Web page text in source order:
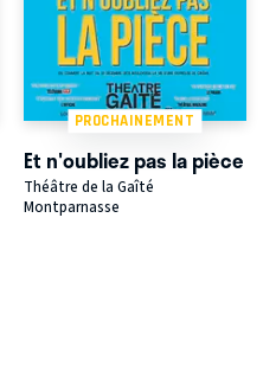
PROCHAINEMENT
Et n'oubliez pas la pièce
Théâtre de la Gaîté
Montparnasse